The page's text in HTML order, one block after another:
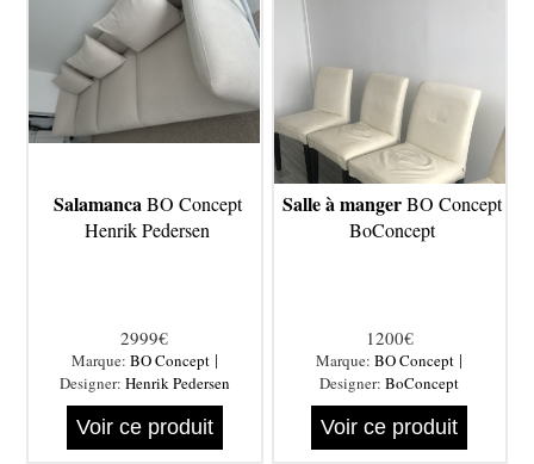
Salamanca BO Concept
Henrik Pedersen
2999€
Marque: BO Concept|
Designer: Henrik Pedersen
Voir ce produit
Salle à mangerBO Concept
BoConcept
1200€
Marque:BO Concept |
Designer:BoConcept
Voir ce produit